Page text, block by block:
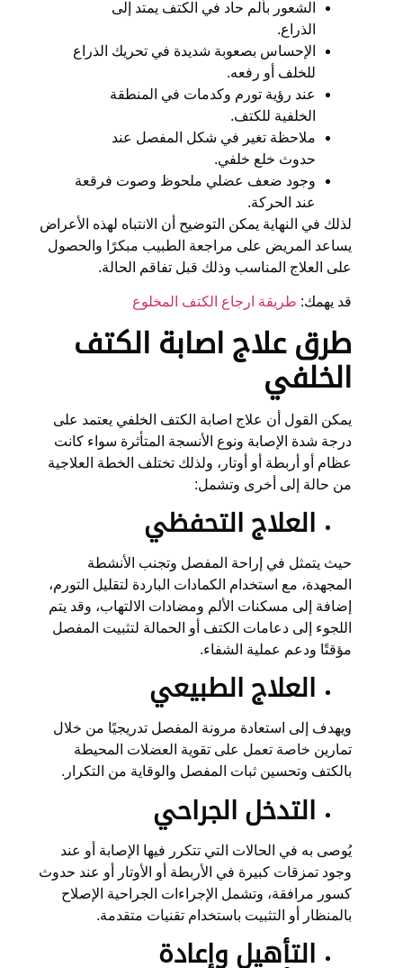
الشعور بألم حاد في الكتف يمتد إلى
الذراع.
الإحساس بصعوبة شديدة في تحريك الذراع
للخلف أو رفعه.
عند رؤية تورم وكدمات في المنطقة
الخلفية للكتف.
ملاحظة تغير في شكل المفصل عند
حدوث خلع خلفي.
وجود ضعف عضلي ملحوظ وصوت فرقعة
عند الحركة.
لذلك في النهاية يمكن التوضيح أن الانتباه لهذه الأعراض
يساعد المريض على مراجعة الطبيب مبكرًا والحصول
على العلاج المناسب وذلك قبل تفاقم الحالة.
قد يهمك: طريقة ارجاع الكتف المخلوع
طرقعلاج اصابة الكتف
الخلفي
يمكن القول أن علاج اصابة الكتف الخلفي يعتمد على
درجة شدة الإصابة ونوع الأنسجة المتأثرة سواء كانت
عظام أو أربطة أو أوتار، ولذلك تختلف الخطة العلاجية
من حالة إلى أخرى وتشمل:
العلاج التحفظي
حيث يتمثل في إراحة المفصل وتجنب الأنشطة
المجهدة، مع استخدام الكمادات الباردة لتقليل التورم،
إضافة إلى مسكنات الألم ومضادات الالتهاب، وقد يتم
اللجوء إلى دعامات الكتف أو الحمالة لتثبيت المفصل
مؤقتًا ودعم عملية الشفاء.
العلاج الطبيعي
ويهدف إلى استعادة مرونة المفصل تدريجيًا من خلال
تمارين خاصة تعمل على تقوية العضلات المحيطة
بالكتف وتحسين ثبات المفصل والوقاية من التكرار.
التدخل الجراحي
يُوصى به في الحالات التي تتكرر فيها الإصابة أو عند
وجود تمزقات كبيرة في الأربطة أو الأوتار أو عند حدوث
كسور مرافقة، وتشمل الإجراءات الجراحية الإصلاح
بالمنظار أو التثبيت باستخدام تقنيات متقدمة.
التأهيل وإعادة